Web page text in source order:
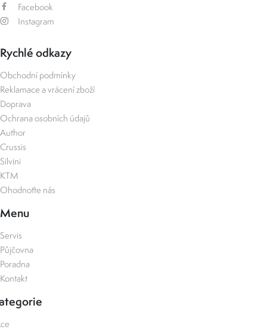
Facebook
Instagram
Rychlé odkazy
Obchodní podmínky
Reklamace a vrácení zboží
Doprava
Ochrana osobních údajů
Author
Crussis
Silvini
KTM
Ohodnoťte nás
Menu
Servis
Půjčovna
Poradna
Kontakt